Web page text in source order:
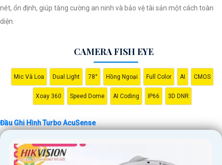
nét, ổn định, giúp tăng cường an ninh và bảo vệ tài sản một cách toàn
diện.
CAMERA FISH EYE
Mic Và Loa Dual Light 78° Hồng Ngoại Full Color AI CMOS
Xoay 360 Speed Dome AI Coding IP66 3D DNR
Đầu Ghi Hình Turbo AcuSense